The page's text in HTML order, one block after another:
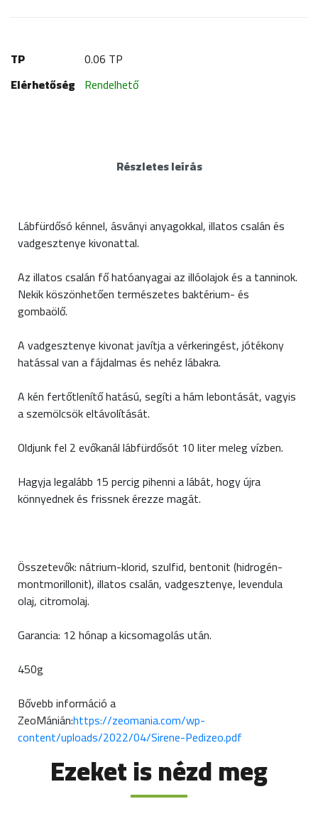
TP
0.06 TP
Elérhetőség Rendelhető
Részletes leírás
Lábfürdősó kénnel, ásványi anyagokkal, illatos csalán és
vadgesztenye kivonattal.
Az illatos csalán fő hatóanyagai az illóolajok és a tanninok.
Nekik köszönhetően természetes baktérium- és
gombaölő.
A vadgesztenye kivonat javítja a vérkeringést, jótékony
hatással van a fájdalmas és nehéz lábakra.
A kén fertőtlenítő hatású, segíti a hám lebontását, vagyis
a szemölcsök eltávolítását.
Oldjunk fel 2 evőkanál lábfürdősót 10 liter meleg vízben.
Hagyja legalább 15 percig pihenni a lábát, hogy újra
könnyednek és frissnek érezze magát.
Összetevők: nátrium-klorid, szulfid, bentonit (hidrogén-
montmorillonit), illatos csalán, vadgesztenye, levendula
olaj, citromolaj.
Garancia: 12 hónap a kicsomagolás után.
450g
Bővebb információ a
ZeoMánián:https://zeomania.com/wp-
content/uploads/2022/04/Sirene-Pedizeo.pdf
Ezeket is nézd meg